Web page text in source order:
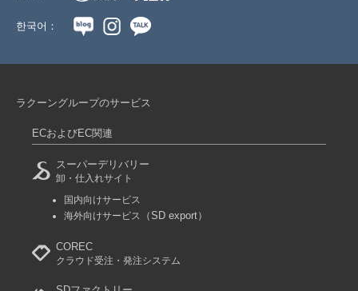
한국어：
ラクーングループのサービス
ECおよびEC関連
スーパーデリバリー
卸・仕入れサイト
国内向けサービス
海外向けサービス
（SD export）
COREC
クラウド受注・発注システム